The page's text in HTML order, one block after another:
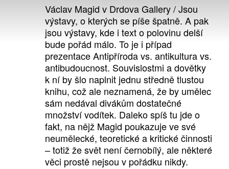
Václav Magid v Drdova Gallery / Jsou
výstavy, o kterých se píše špatně. A pak
jsou výstavy, kde i text o polovinu delší
bude pořád málo. To je i případ
prezentace Antipříroda vs. antikultura vs.
antibudoucnost. Souvislostmi a dovětky
k ní by šlo naplnit jednu středně tlustou
knihu, což ale neznamená, že by umělec
sám nedával divákům dostatečné
množství vodítek. Daleko spíš tu jde o
fakt, na nějž Magid poukazuje ve své
neumělecké, teoretické a kritické činnosti
– totiž že svět není černobílý, ale některé
věci prostě nejsou v pořádku nikdy.